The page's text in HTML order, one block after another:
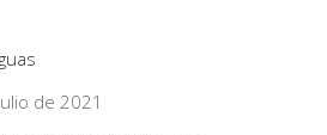
de 2021